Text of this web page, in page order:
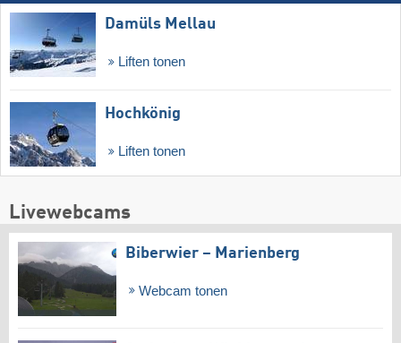
Damüls Mellau
Liften tonen
Hochkönig
Liften tonen
Livewebcams
Biberwier – Marienberg
Webcam tonen